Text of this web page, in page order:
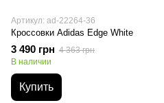
Артикул: ad-22264-36
Кроссовки Adidas Edge White
3 490 грн 4 363 грн
В наличии
Купить